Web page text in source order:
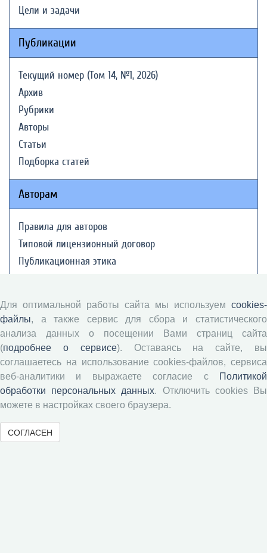
Цели и задачи
Публикации
Текущий номер (Том 14, №1, 2026)
Архив
Рубрики
Авторы
Статьи
Подборка статей
Авторам
Правила для авторов
Типовой лицензионный договор
Публикационная этика
Рецензентам
Памятка рецензенту
Положение о рецензировании
Форма рецензии
Журналы ВолНЦ РАН
Для оптимальной работы сайта мы используем cookies-
файлы, а также сервис для сбора и статистического
анализа данных о посещении Вами страниц сайта
(подробнее о сервисе). Оставаясь на сайте, вы
соглашаетесь на использование cookies-файлов, сервиса
веб-аналитики и выражаете согласие с
Политикой
обработки персональных данных. Отключить cookies Вы
можете в настройках своего браузера.
СОГЛАСЕН